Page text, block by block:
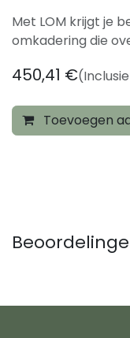
Met LOM krijgt je
omkadering die
450,41 €
Toevoegen